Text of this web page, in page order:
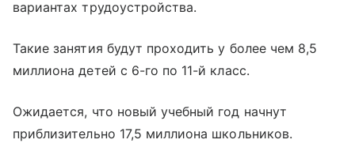
вариантах трудоустройства.
Такие занятия будут проходить у более чем 8,5
миллиона детей с 6-го по 11-й класс.
Ожидается, что новый учебный год начнут
приблизительно 17,5 миллиона школьников.